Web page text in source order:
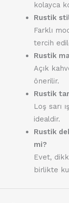
kolayca
Rustik
Farklı
tercih
Rustik
Açık
önerilir.
Rustik
Loş sarı
idealdir.
Rustik
mi?
Evet,
birlikte